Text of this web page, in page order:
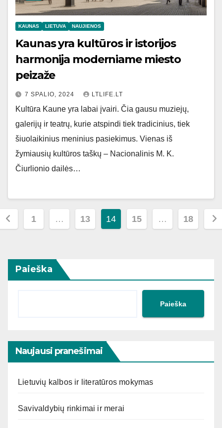
KAUNAS LIETUVA NAUJIENOS
Kaunas yra kultūros ir istorijos
harmonija moderniame miesto
peizaže
7 SPALIO, 2024 LTLIFE.LT
Kultūra Kaune yra labai įvairi. Čia gausu muziejų,
galerijų ir teatrų, kurie atspindi tiek tradicinius, tiek
šiuolaikinius meninius pasiekimus. Vienas iš
žymiausių kultūros taškų – Nacionalinis M. K.
Čiurlionio dailės…
1 … 13 14 15 … 18
Paieška
Paieška
Naujausi pranešimai
Lietuvių kalbos ir literatūros mokymas
Savivaldybių rinkimai ir merai